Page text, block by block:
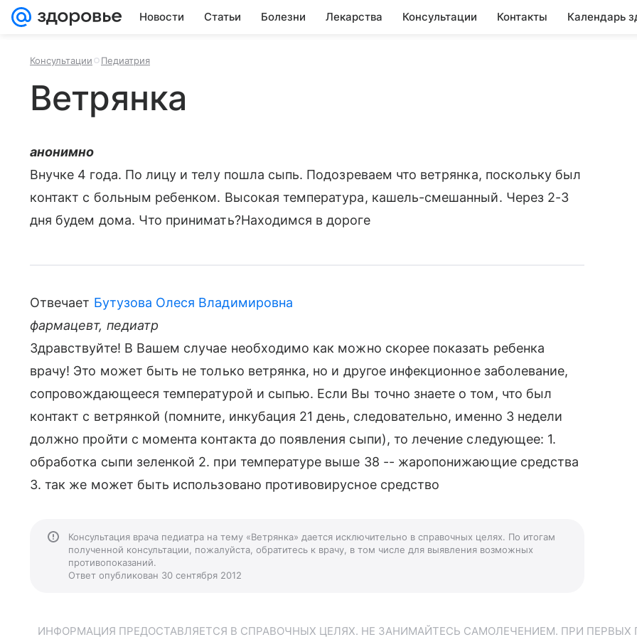
Новости Статьи Болезни Лекарства Консультации Контакты Календарь
Консультации Педиатрия
Ветрянка
анонимно
Внучке 4 года. По лицу и телу пошла сыпь. Подозреваем что ветрянка, поскольку был
контакт с больным ребенком. Высокая температура, кашель-смешанный. Через 2-3
дня будем дома. Что принимать?Находимся в дороге
Отвечает Бутузова Олеся Владимировна
фармацевт, педиатр
Здравствуйте! В Вашем случае необходимо как можно скорее показать ребенка
врачу! Это может быть не только ветрянка, но и другое инфекционное заболевание,
сопровождающееся температурой и сыпью. Если Вы точно знаете о том, что был
контакт с ветрянкой (помните, инкубация 21 день, следовательно, именно 3 недели
должно пройти с момента контакта до появления сыпи), то лечение следующее: 1.
обработка сыпи зеленкой 2. при температуре выше 38 -- жаропонижающие средства
3. так же может быть использовано противовирусное средство
Консультация врача педиатра на тему «Ветрянка» дается исключительно в справочных целях. По итогам
полученной консультации, пожалуйста, обратитесь к врачу, в том числе для выявления возможных
противопоказаний.
Ответ опубликован 30 сентября 2012
ИНФОРМАЦИЯ ПРЕДОСТАВЛЯЕТСЯ В СПРАВОЧНЫХ ЦЕЛЯХ. НЕ ЗАНИМАЙТЕСЬ САМОЛЕЧЕНИЕМ. ПРИ ПЕРВЫХ